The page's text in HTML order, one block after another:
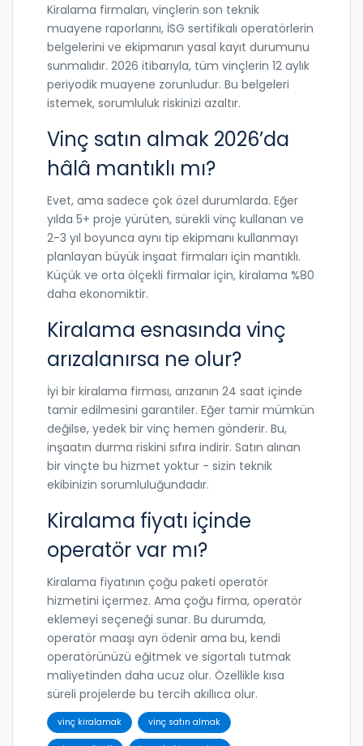
Kiralama firmaları, vinçlerin son teknik
muayene raporlarını, İSG sertifikalı operatörlerin
belgelerini ve ekipmanın yasal kayıt durumunu
sunmalıdır. 2026 itibarıyla, tüm vinçlerin 12 aylık
periyodik muayene zorunludur. Bu belgeleri
istemek, sorumluluk riskinizi azaltır.
Vinç satın almak 2026’da
hâlâ mantıklı mı?
Evet, ama sadece çok özel durumlarda. Eğer
yılda 5+ proje yürüten, sürekli vinç kullanan ve
2-3 yıl boyunca aynı tip ekipmanı kullanmayı
planlayan büyük inşaat firmaları için mantıklı.
Küçük ve orta ölçekli firmalar için, kiralama %80
daha ekonomiktir.
Kiralama esnasında vinç
arızalanırsa ne olur?
İyi bir kiralama firması, arızanın 24 saat içinde
tamir edilmesini garantiler. Eğer tamir mümkün
değilse, yedek bir vinç hemen gönderir. Bu,
inşaatın durma riskini sıfıra indirir. Satın alınan
bir vinçte bu hizmet yoktur - sizin teknik
ekibinizin sorumluluğundadır.
Kiralama fiyatı içinde
operatör var mı?
Kiralama fiyatının çoğu paketi operatör
hizmetini içermez. Ama çoğu firma, operatör
eklemeyi seçeneği sunar. Bu durumda,
operatör maaşı ayrı ödenir ama bu, kendi
operatörünüzü eğitmek ve sigortalı tutmak
maliyetinden daha ucuz olur. Özellikle kısa
süreli projelerde bu tercih akıllıca olur.
vinç kiralamak vinç satın almak